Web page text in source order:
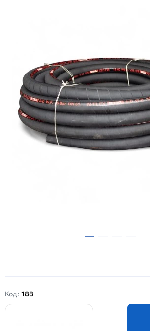
Код: 188